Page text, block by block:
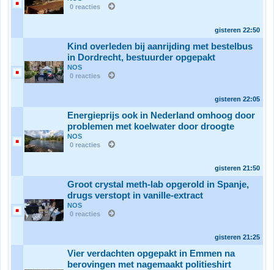
0 reacties
gisteren 22:50
Kind overleden bij aanrijding met bestelbus
in Dordrecht, bestuurder opgepakt
NOS
0 reacties
gisteren 22:05
Energieprijs ook in Nederland omhoog door
problemen met koelwater door droogte
NOS
0 reacties
gisteren 21:50
Groot crystal meth-lab opgerold in Spanje,
drugs verstopt in vanille-extract
NOS
0 reacties
gisteren 21:25
Vier verdachten opgepakt in Emmen na
berovingen met nagemaakt politieshirt